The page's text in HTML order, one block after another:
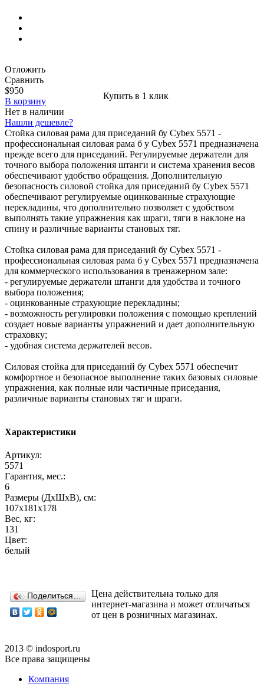
Отложить
Сравнить
$950
В корзину
Купить в 1 клик
Нет в наличии
Нашли дешевле?
Стойка силовая рама для приседаний бу Cybex 5571 -
профессиональная силовая рама б у Cybex 5571 предназначена
прежде всего для приседаний. Регулируемые держатели для
точного выбора положения штанги и система хранения весов
обеспечивают удобство обращения. Дополнительную
безопасность силовой стойка для приседаний бу Cybex 5571
обеспечивают регулируемые оцинкованные страхующие
перекладины, что дополнительно позволяет с удобством
выполнять такие упражнения как шраги, тяги в наклоне на
спину и различные варианты становых тяг.
Стойка силовая рама для приседаний бу Cybex 5571 -
профессиональная силовая рама б у Cybex 5571 предназначена
для коммерческого использования в тренажерном зале:
- регулируемые держатели штанги для удобства и точного
выбора положения;
- оцинкованные страхующие перекладины;
- возможность регулировки положения с помощью креплений
создает новые варианты упражнений и дает дополнительную
страховку;
- удобная система держателей весов.
Силовая стойка для приседаний бу Cybex 5571 обеспечит
комфортное и безопасное выполнение таких базовых силовые
упражнения, как полные или частичные приседания,
различные варианты становых тяг и шраги.
Характеристики
Артикул:
5571
Гарантия, мес.:
6
Размеры (ДхШхВ), см:
107х181х178
Вес, кг:
131
Цвет:
белый
Поделиться…
Цена действительна только для
интернет-магазина и может отличаться
от цен в розничных магазинах.
2013 © indosport.ru
Все права защищены
Компания